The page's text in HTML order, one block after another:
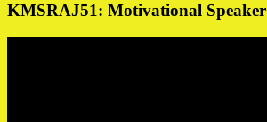
KMSRAJ51: Motivational Speaker